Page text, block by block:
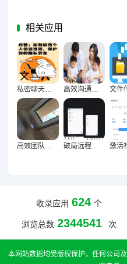
相关应用
私密聊天防窥术，筑牢个人信息安全屏障 高效沟通新捷径，聊天快捷操作实用指南
破局远程沟通壁垒，视频通话与语音消息优化策略深度探索
收录应用 624 个
浏览总数 2344541 次
本网站数据均受版权保护，任何公司